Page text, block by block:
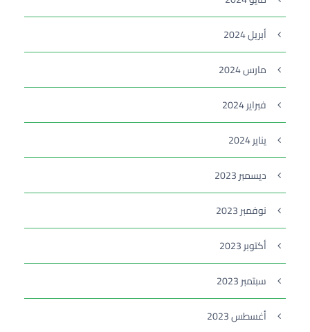
أبريل 2024
مارس 2024
فبراير 2024
يناير 2024
ديسمبر 2023
نوفمبر 2023
أكتوبر 2023
سبتمبر 2023
أغسطس 2023